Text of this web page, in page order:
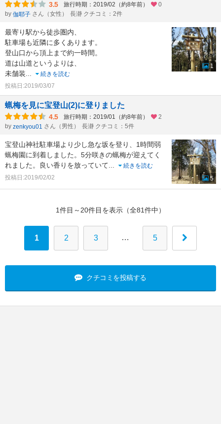
3.5 旅行時期：2019/02（約8年前）
0
by 伽耶子 さん（女性） 長瀞 クチコミ：2件
最寄り駅から徒歩圏内、
駐車場も近隣に多くあります。
登山口から頂上まで約一時間。
道は山道というよりは、
未舗装...
続きを読む
投稿日:2019/03/07
1
蝋梅を見に宝登山(2)に登りました
4.5 旅行時期：2019/01（約8年前）
2
by zenkyou01 さん（男性） 長瀞 クチコミ：5件
宝登山神社駐車場より少し急な坂を登り、1時間弱
蝋梅園に到着しました。5分咲きの蝋梅が迎えてく
れました。良い香りを放っていて...
続きを読む
投稿日:2019/02/02
5
1件目～20件目を表示（全81件中）
1 2 3 … 5
クチコミを投稿する